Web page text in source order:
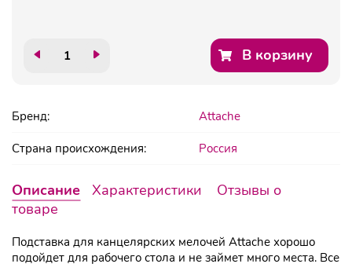
В корзину
Бренд: Attache
Страна происхождения: Россия
Описание Характеристики
Отзывы о
товаре
Подставка для канцелярских мелочей Attache хорошо
подойдет для рабочего стола и не займет много места. Все